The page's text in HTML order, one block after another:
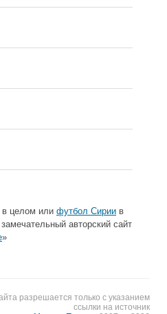
в целом или футбол Сирии в
авторский сайт
»
разрешается только с указанием
ссылки на источник